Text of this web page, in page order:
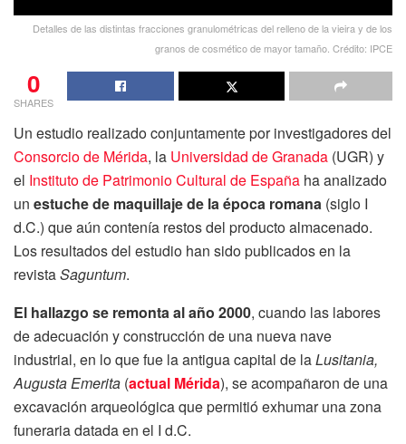
Detalles de las distintas fracciones granulométricas del relleno de la vieira y de los
granos de cosmético de mayor tamaño. Crédito: IPCE
0
SHARES
Un estudio realizado conjuntamente por investigadores del
Consorcio de Mérida, la Universidad de Granada (UGR) y
el Instituto de Patrimonio Cultural de España ha analizado
un estuche de maquillaje de la época romana (siglo I
d.C.) que aún contenía restos del producto almacenado.
Los resultados del estudio han sido publicados en la
revistaSaguntum.
El hallazgo se remonta al año 2000, cuando las labores
de adecuación y construcción de una nueva nave
industrial, en lo que fue la antigua capital de laLusitania,
Augusta Emerita (actual Mérida), se acompañaron de una
excavación arqueológica que permitió exhumar una zona
funeraria datada en el I d.C.